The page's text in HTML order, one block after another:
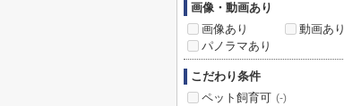
画像・動画あり
画像あり
動画あり
パノラマあり
こだわり条件
ペット飼育可 (-)